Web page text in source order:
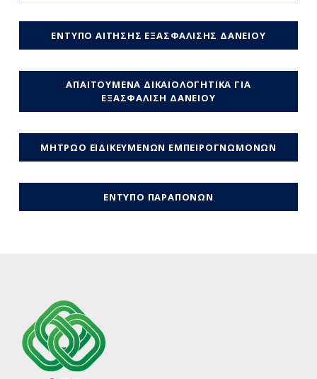
ΕΝΤΥΠΟ ΑΙΤΗΣΗΣ ΕΞΑΣΦΑΛΙΣΗΣ ΔΑΝΕΙΟΥ
ΑΠΑΙΤΟΥΜΕΝΑ ΔΙΚΑΙΟΛΟΓΗΤΙΚΑ ΓΙΑ
ΕΞΑΣΦΑΛΙΣΗ ΔΑΝΕΙΟΥ
ΜΗΤΡΩΟ ΕΙΔΙΚΕΥΜΕΝΩΝ ΕΜΠΕΙΡΟΓΝΩΜΟΝΩΝ
ΕΝΤΥΠΟ ΠΑΡΑΠΟΝΩΝ